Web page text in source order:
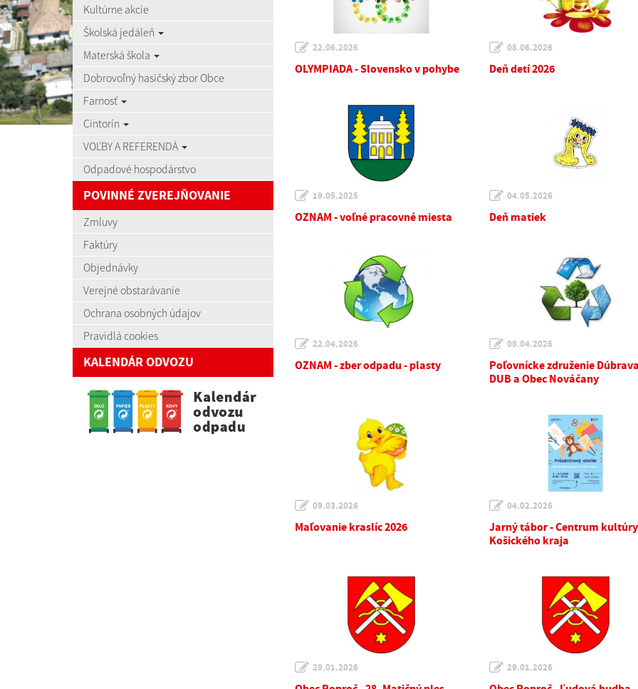
Kultúrne akcie
Školská jedáleň
Materská škola
Dobrovoľný hasičský zbor Obce
Farnosť
Cintorín
VOĽBY A REFERENDÁ
Odpadové hospodárstvo
POVINNÉ ZVEREJŇOVANIE
Zmluvy
Faktúry
Objednávky
Verejné obstarávanie
Ochrana osobných údajov
Pravidlá cookies
KALENDÁR ODVOZU
22.06.2026
OLYMPIADA - Slovensko v pohybe
08.06.2026
Deň detí 2026
19.05.2025
OZNAM - voľné pracovné miesta
04.05.2026
Deň matiek
22.04.2026
OZNAM - zber odpadu - plasty
08.04.2026
Poľovnícke združenie
DUB a Obec Nováčany
09.03.2026
Maľovanie kraslíc 2026
04.02.2026
Jarný tábor - Centrum kultúry
Košického kraja
29.01.2026 29.01.2026